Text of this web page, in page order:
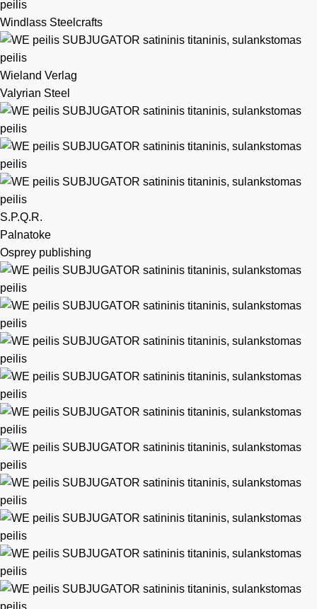
Windlass Steelcrafts
Wieland Verlag
Valyrian Steel
S.P.Q.R.
Palnatoke
Osprey publishing